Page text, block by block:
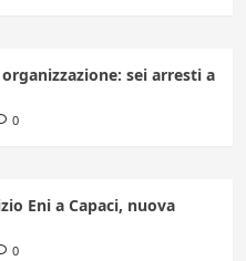
sei arresti a
0
Eni a Capaci, nuova
0